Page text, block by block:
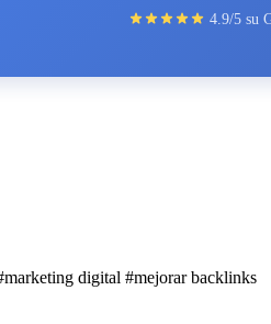
4.9/5 su
digital #mejorar backlinks